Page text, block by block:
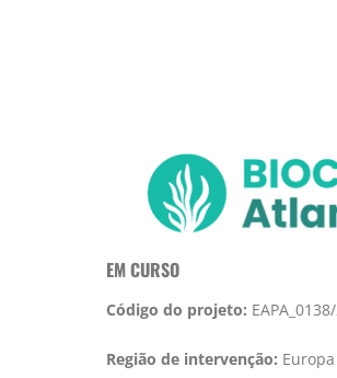
EM CURSO
Código do projeto:
Região de intervenção: Europa